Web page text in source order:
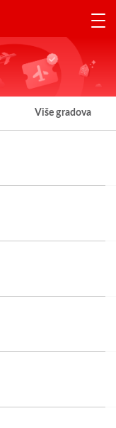
Više gradova